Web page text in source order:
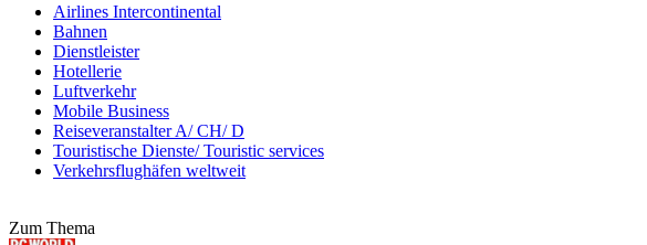
Airlines Intercontinental
Bahnen
Dienstleister
Hotellerie
Luftverkehr
Mobile Business
Reiseveranstalter A/ CH/ D
Touristische Dienste/ Touristic services
Verkehrsflughäfen weltweit
Zum Thema